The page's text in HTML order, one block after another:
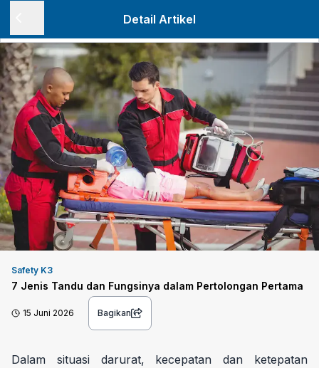
Detail Artikel
Safety K3
7 Jenis Tandu dan Fungsinya dalam Pertolongan Pertama
15 Juni 2026 Bagikan
Dalam situasi darurat, kecepatan dan ketepatan